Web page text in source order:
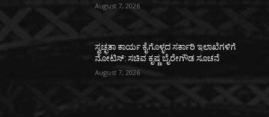
August 7, 2026
ಸ್ವಚ್ಛತಾ ಕಾರ್ಯ ಕೈಗೊಳ್ಳದ ಸರ್ಕಾರಿ ಇಲಾಖೆಗಳಿಗೆ
ನೋಟಿಸ್: ಸಚಿವ ಕೃಷ್ಣ ಬೈರೇಗೌಡ ಸೂಚನೆ
August 7, 2026